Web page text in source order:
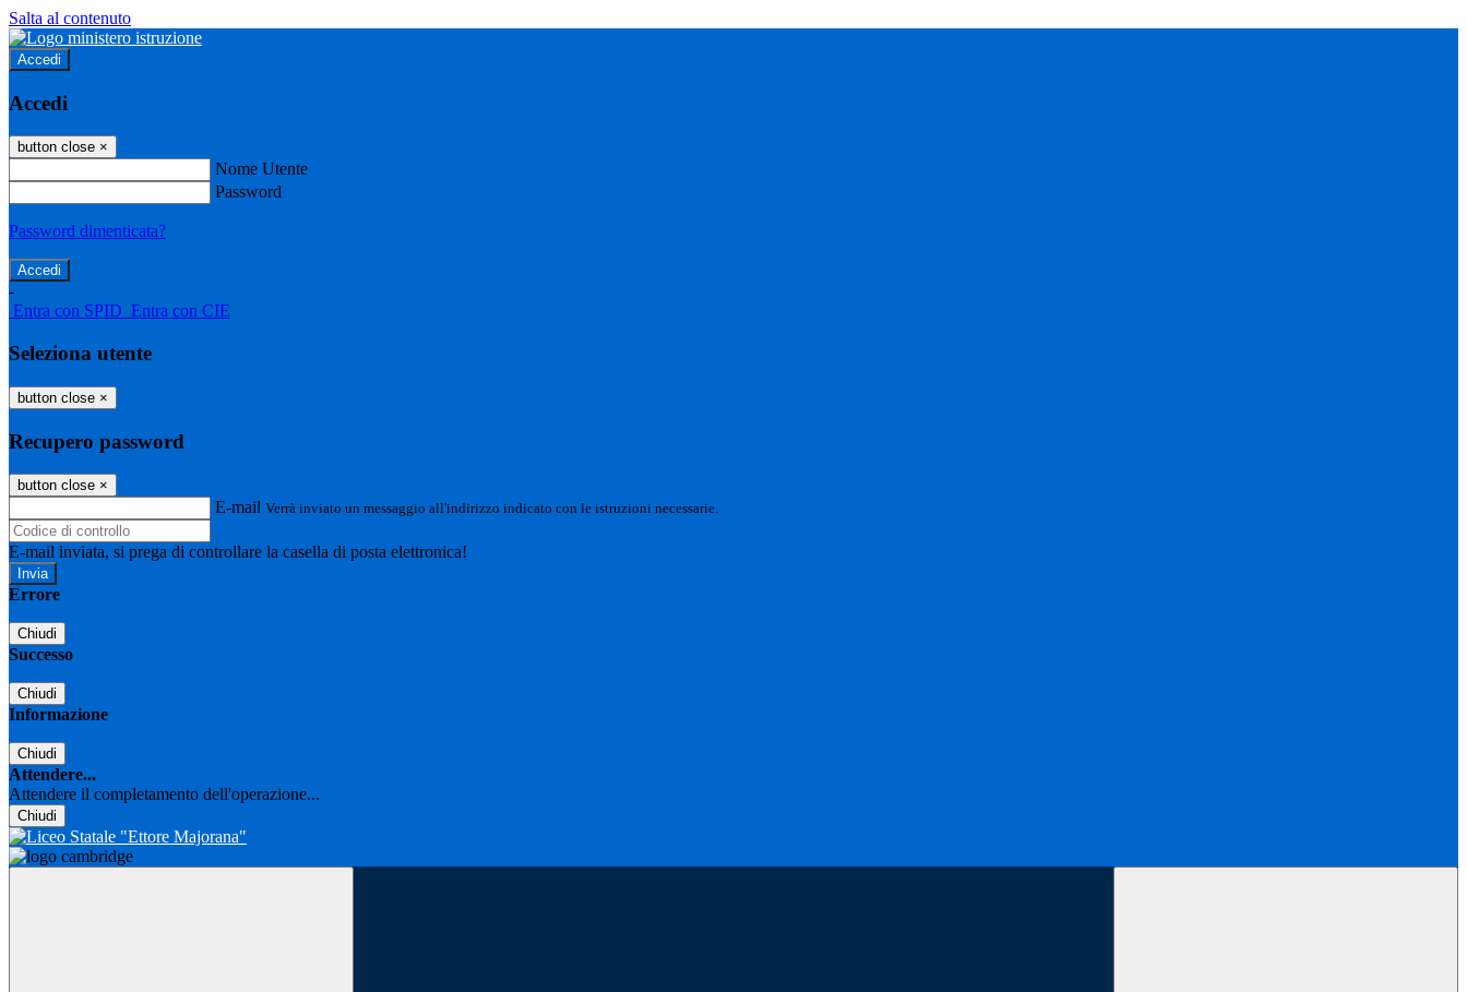
Salta al contenuto
Accedi
Accedi
button close ×
Nome Utente
Password
Password dimenticata?
-
Entra con SPID Entra con CIE
Seleziona utente
button close ×
Recupero password
button close ×
E-mail Verrà inviato un messaggio all'indirizzo indicato con le istruzioni necessarie.
E-mail inviata, si prega di controllare la casella di posta elettronica!
Errore
Chiudi
Successo
Chiudi
Informazione
Chiudi
Attendere...
Attendere il completamento dell'operazione...
Chiudi